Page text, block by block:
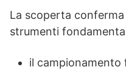
La scoperta
strumenti
il campionamento